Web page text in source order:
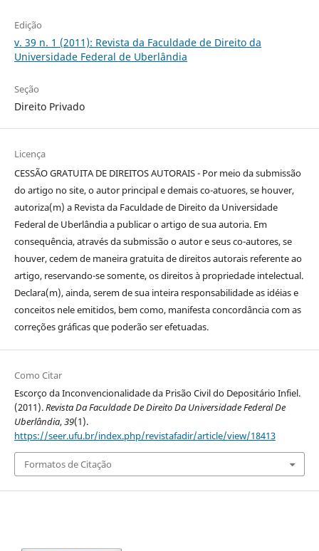
Edição
v. 39 n. 1 (2011): Revista da Faculdade de Direito da
Universidade Federal de Uberlândia
Seção
Direito Privado
Licença
CESSÃO GRATUITA DE DIREITOS AUTORAIS - Por meio da submissão
do artigo no site, o autor principal e demais co-atuores, se houver,
autoriza(m) a Revista da Faculdade de Direito da Universidade
Federal de Uberlândia a publicar o artigo de sua autoria. Em
consequência, através da submissão o autor e seus co-autores, se
houver, cedem de maneira gratuita de direitos autorais referente ao
artigo, reservando-se somente, os direitos à propriedade intelectual.
Declara(m), ainda, serem de sua inteira responsabilidade as idéias e
conceitos nele emitidos, bem como, manifesta concordância com as
correções gráficas que poderão ser efetuadas.
Como Citar
Escorço da Inconvencionalidade da Prisão Civil do Depositário Infiel.
(2011).Revista Da Faculdade De Direito Da Universidade Federal De
Uberlândia,39(1).
https://seer.ufu.br/index.php/revistafadir/article/view/18413
Formatos de Citação